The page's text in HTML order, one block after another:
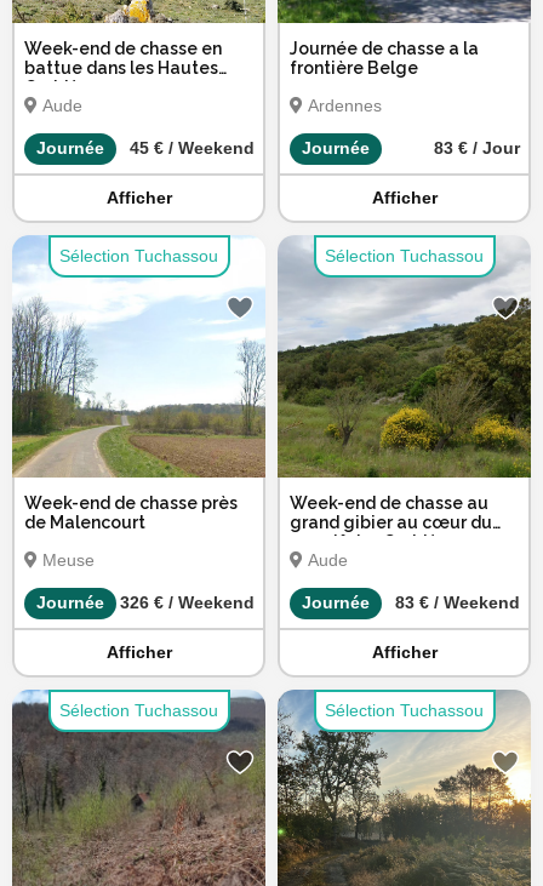
Week-end de chasse en
battue dans les Hautes
Corbières
Aude
Journée 45 € / Weekend
Afficher
Journée de chasse a la
frontière Belge
Ardennes
Journée 83 € / Jour
Afficher
Sélection Tuchassou
Week-end de chasse près
de Malencourt
Meuse
Journée 326 € / Weekend
Afficher
Sélection Tuchassou
Week-end de chasse au
grand gibier au cœur du
massif des Corbières
Aude
Journée 83 € / Weekend
Afficher
Sélection Tuchassou Sélection Tuchassou